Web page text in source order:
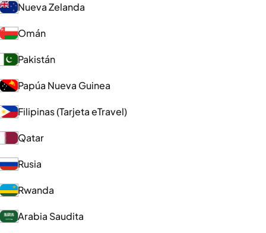
Nueva Zelanda
Omán
Pakistán
Papúa Nueva Guinea
Filipinas (Tarjeta eTravel)
Qatar
Rusia
Rwanda
Arabia Saudita